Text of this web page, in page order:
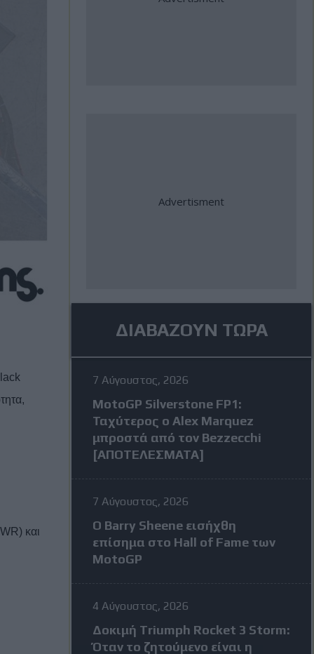
και
ΔΙΑΒΑΖΟΥΝ ΤΩΡΑ
7 Αύγουστος, 2026
MotoGP Silverstone FP1:
Ταχύτερος ο Alex Marquez
μπροστά από τον Bezzecchi
[ΑΠΟΤΕΛΕΣΜΑΤΑ]
7 Αύγουστος, 2026
Ο Barry Sheene εισήχθη
επίσημα στο Hall of Fame των
MotoGP
4 Αύγουστος, 2026
Δοκιμή Triumph Rocket 3 Storm:
Όταν το ζητούμενο είναι η